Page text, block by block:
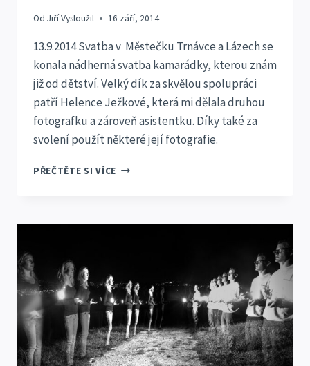
Od Jiří Vysloužil 16 září, 2014
13.9.2014 Svatba v Městečku Trnávce a Lázech se
konala nádherná svatba kamarádky, kterou znám
již od dětství. Velký dík za skvělou spolupráci
patří Helence Ježkové, která mi dělala druhou
fotografku a zároveň asistentku. Díky také za
svolení použít některé její fotografie.
PŘEČTĚTE SI VÍCESVATBA
FOCENÍ
MARUŠKA
A
DAVID